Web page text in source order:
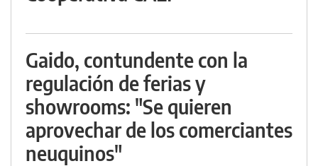
Gaido, contundente con la
regulación de ferias y
showrooms: "Se quieren
aprovechar de los comerciantes
neuquinos"